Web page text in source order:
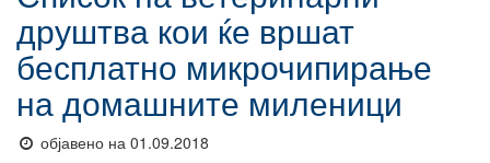
друштва кои ќе вршат
бесплатно микрочипирање
на домашните миленици
објавено на 01.09.2018